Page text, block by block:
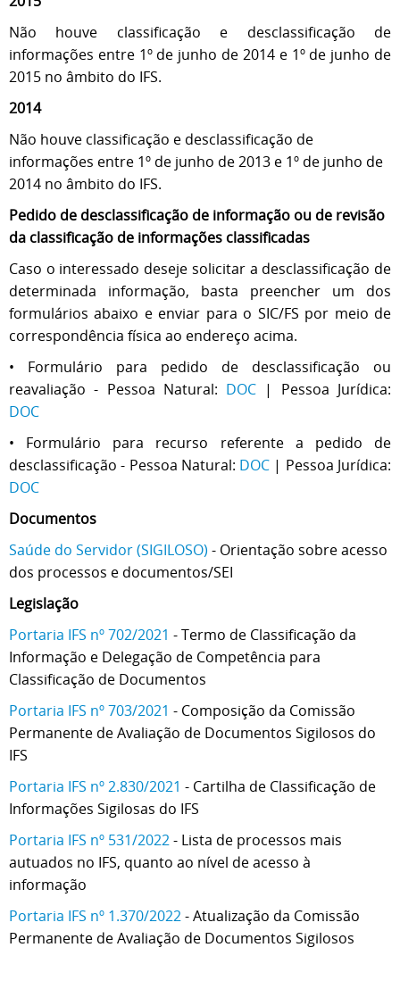
Não houve classificação e desclassificação de
informações entre 1º de junho de 2014 e 1º de junho de
2015 no âmbito do IFS.
2014
Não houve classificação e desclassificação de
informações entre 1º de junho de 2013 e 1º de junho de
2014 no âmbito do IFS.
Pedido de desclassificação de informação ou de revisão
da classificação de informações classificadas
Caso o interessado deseje solicitar a desclassificação de
determinada informação, basta preencher um dos
formulários abaixo e enviar para o SIC/FS por meio de
correspondência física ao endereço acima.
• Formulário para pedido de desclassificação ou
reavaliação - Pessoa Natural: DOC | Pessoa Jurídica:
DOC
• Formulário para recurso referente a pedido de
desclassificação - Pessoa Natural: DOC | Pessoa Jurídica:
DOC
Documentos
Saúde do Servidor (SIGILOSO) - Orientação sobre acesso
dos processos e documentos/SEI
Legislação
Portaria IFS nº 702/2021 - Termo de Classificação da
Informação e Delegação de Competência para
Classificação de Documentos
Portaria IFS nº 703/2021 - Composição da Comissão
Permanente de Avaliação de Documentos Sigilosos do
IFS
Portaria IFS nº 2.830/2021 - Cartilha de Classificação de
Informações Sigilosas do IFS
Portaria IFS nº 531/2022- Lista de processos mais
autuados no IFS, quanto ao nível de acesso à
informação
Portaria IFS nº 1.370/2022- Atualização da Comissão
Permanente de Avaliação de Documentos Sigilosos